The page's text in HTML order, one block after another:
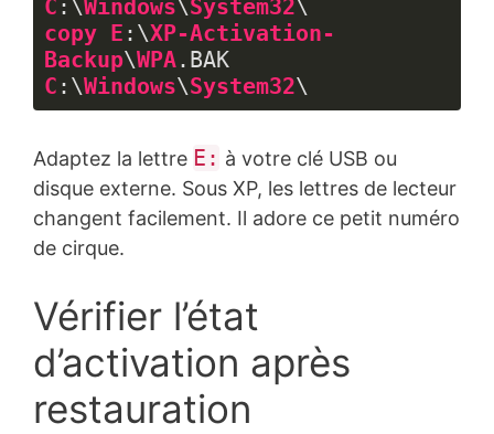
C :\Windows\System32
copy E :\XP-Activation-
Backup\WPA.BAK
C :\Windows\System32\
code :
CSS
(css)
Adaptez la lettre E: à votre clé USB ou
disque externe. Sous XP, les lettres de lecteur
changent facilement. Il adore ce petit numéro
de cirque.
Vérifier l’état
d’activation après
restauration